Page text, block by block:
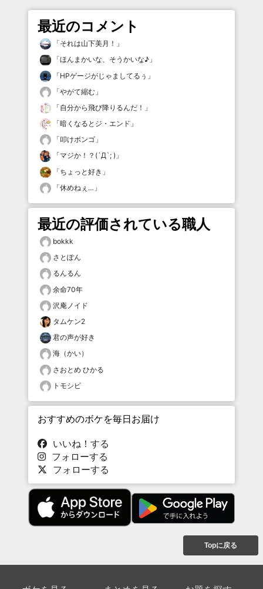
最近のコメント
「それは山下美月！ 」
「ほんまかいな、そうかいな♪ 」
「HPゲージがじゃましてるぅ 」
「やがて縮む 」
「自分から飛び降りるんだ！ 」
「暗くなるとジ・エンド 」
「叩けボンゴ 」
「マジか！？(´Д`; ) 」
「ちょっと好き 」
「休めねぇ… 」
最近の評価されている職人
bokkk
さとぽん
るんるん
余命70年
沢庵ノイド
タムケン2
君の声が好き
海（かい）
さおとめ ひかる
トモシビ
おすすめのボケを毎日お届け
いいね！する
フォローする
フォローする
Topに戻る